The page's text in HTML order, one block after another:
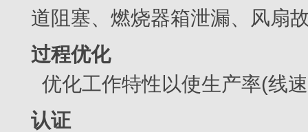
道阻塞、燃烧器箱泄漏、风扇
过程优化
优化工作特性以使生产率(线
认证